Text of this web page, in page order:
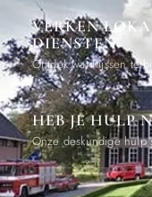
VERKEN
DIENSTEN
Ontdek wat Rijssen te
HEB JE HULP
Onze deskundige hulp